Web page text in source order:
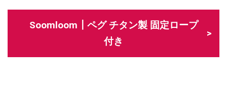
Soomloom┃ペグ チタン製 固定ロープ
付き